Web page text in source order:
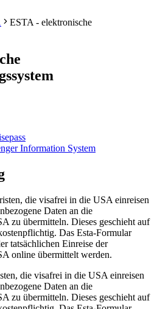
ESTA - elektronische
Information System
die visafrei in die USA einreisen
Daten an die
zu übermitteln. Dieses geschieht auf
Das Esta-Formular
tatsächlichen Einreise der
online übermittelt werden.
die visafrei in die USA einreisen
Daten an die
zu übermitteln. Dieses geschieht auf